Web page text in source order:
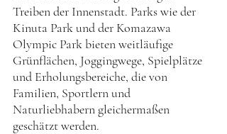
Treiben der Innenstadt. Parks wie der
Kinuta Park und der Komazawa
Olympic Park bieten weitläufige
Grünflächen, Joggingwege, Spielplätze
und Erholungsbereiche, die von
Familien, Sportlern und
Naturliebhabern gleichermaßen
geschätzt werden.